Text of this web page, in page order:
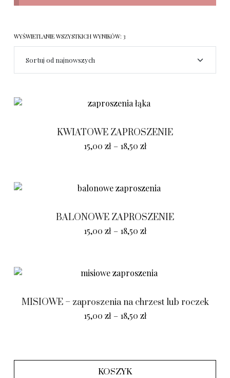
WYŚWIETLANIE WSZYSTKICH WYNIKÓW: 3
KWIATOWE ZAPROSZENIE
15,00 zł – 18,50 zł
BALONOWE ZAPROSZENIE
15,00 zł – 18,50 zł
MISIOWE – zaproszenia na chrzest lub roczek
15,00 zł – 18,50 zł
KOSZYK